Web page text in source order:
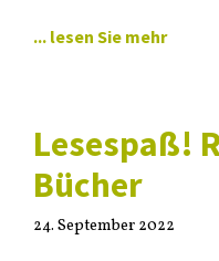
... lesen Sie mehr
Lesespaß!
Bücher
24. September 2022